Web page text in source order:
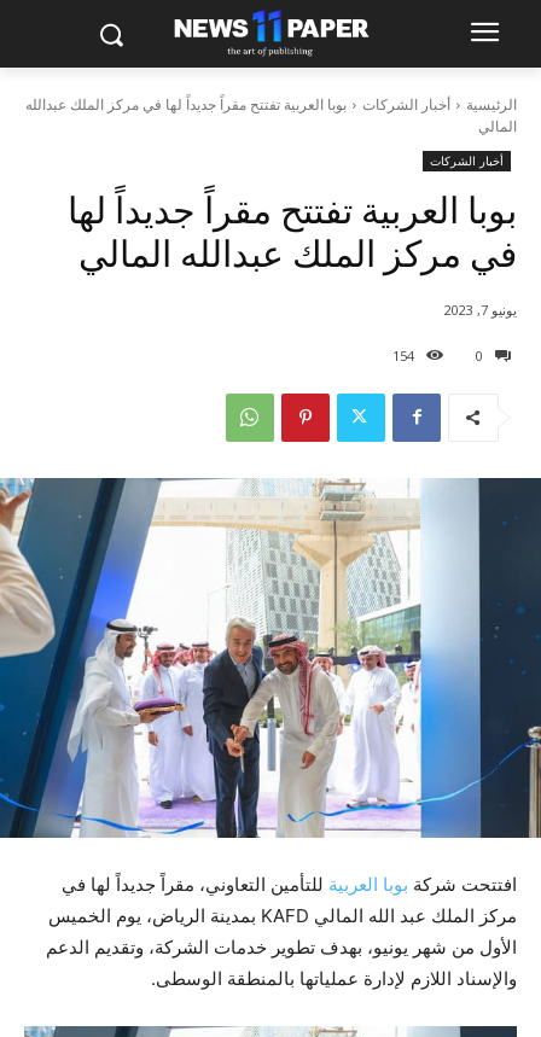
الرئيسية أخبار الشركات
بوبا العربية تفتتح مقراً جديداً لها في مركز الملك عبدالله
المالي
أخبار الشركات
بوبا العربية تفتتح مقراً جديداً لها
في مركز الملك عبدالله المالي
0
154
يونيو 7, 2023
افتتحت شركة بوبا العربية للتأمين التعاوني، مقراً جديداً لها في
مركز الملك عبد الله المالي KAFD بمدينة الرياض، يوم الخميس
الأول من شهر يونيو، بهدف تطوير خدمات الشركة، وتقديم الدعم
والإسناد اللازم لإدارة عملياتها بالمنطقة الوسطى.